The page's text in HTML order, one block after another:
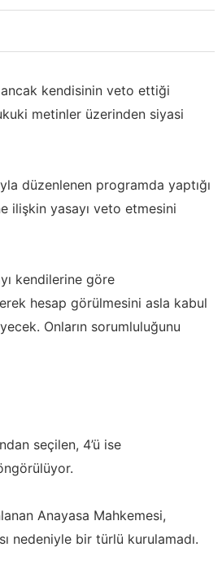
ancak kendisinin veto ettiği
metinler üzerinden siyasi
düzenlenen programda yaptığı
ilişkin yasayı veto etmesini
kendilerine göre
hesap görülmesini asla kabul
Onların sorumluluğunu
seçilen, 4’ü ise
Anayasa Mahkemesi,
nedeniyle bir türlü kurulamadı.